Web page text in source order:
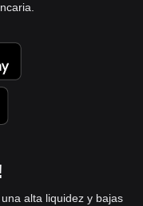
alta liquidez y bajas